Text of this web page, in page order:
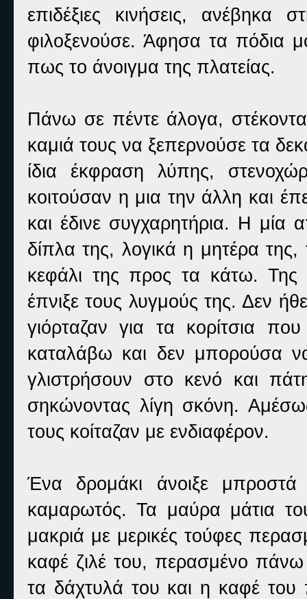
επιδέξιες κινήσεις,
φιλοξενούσε. Άφησα τα πόδια
πως το άνοιγμα της πλατείας.
Πάνω σε πέντε άλογα,
καμιά τους να ξεπερνούσε τα
ίδια έκφραση λύπης,
κοιτούσαν η μια την άλλη και
και έδινε συγχαρητήρια. Η μία
δίπλα της, λογικά η μητέρα
κεφάλι της προς τα κάτω. Της
έπνιξε τους λυγμούς της. Δεν
γιόρταζαν για τα κορίτσια
καταλάβω και δεν μπορούσα
γλιστρήσουν στο κενό και
σηκώνοντας λίγη σκόνη.
τους κοίταζαν με ενδιαφέρον.
Ένα δρομάκι άνοιξε
καμαρωτός. Τα μαύρα μάτια
μακριά με μερικές τούφες
καφέ ζιλέ του, περασμένο
τα δάχτυλά του και η καφέ